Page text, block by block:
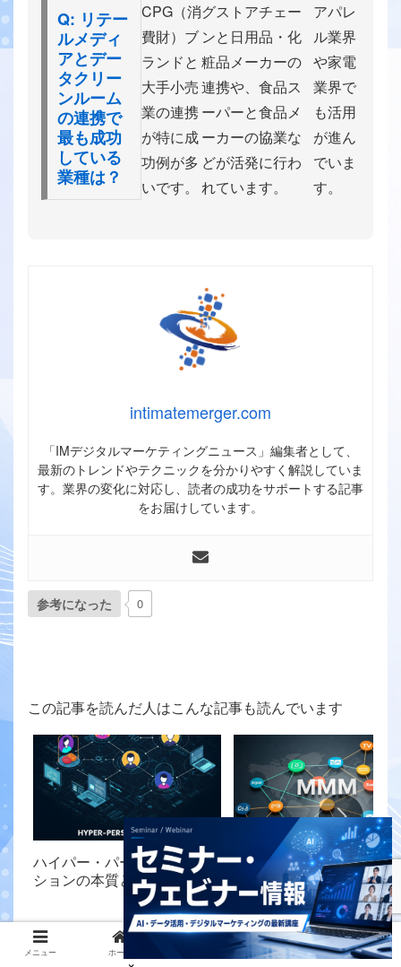
Q: リテー
ルメディ
アとデー
タクリー
ンルーム
の連携で
最も成功
している
業種は？
CPG（消
費財）ブ
ランドと
大手小売
業の連携
が特に成
功例が多
いです。
グストアチェー
ンと日用品・化
粧品メーカーの
連携や、食品ス
ーパーと食品メ
ーカーの協業な
どが活発に行わ
れています。
アパレ
ル業界
や家電
業界で
も活用
が進ん
でいま
す。
intimatemerger.com
「IMデジタルマーケティングニュース」編集者として、
最新のトレンドやテクニックを分かりやすく解説していま
す。業界の変化に対応し、読者の成功をサポートする記事
をお届けしています。
参考になった 0
この記事を読んだ人はこんな記事も読んでいます
ハイパー・パーソナライゼー
ションの本質と顧客体験革新
【徹底解説】MMM（マ
ティングミックスモデリ
グ）の全プロセスと実践
用法 ～マーケティング担
者が知るべき最新戦略ガ
～
インティメート・マージャーは、各種業界、デジタル
メニュー ホーム トップ サイドバー